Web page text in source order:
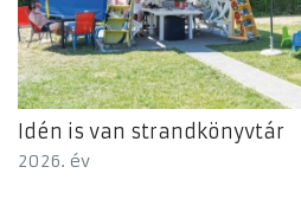
Idén is van strandkönyvtár
2026. év